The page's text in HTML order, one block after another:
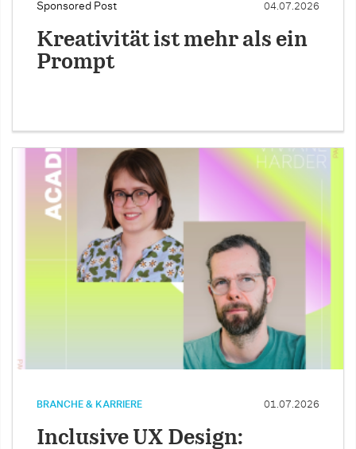
Sponsored Post 04.07.2026
Kreativität ist mehr als ein
Prompt
BRANCHE & KARRIERE 01.07.2026
Inclusive UX Design: